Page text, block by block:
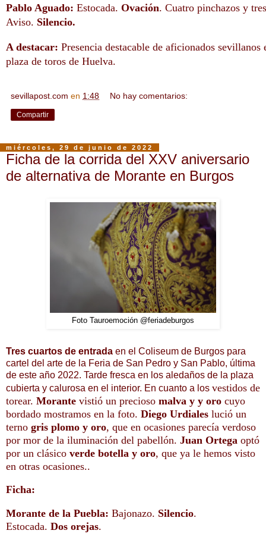
Pablo Aguado: Estocada. Ovación. Cuatro pinchazos y
Aviso. Silencio.
A destacar: Presencia destacable de aficionados sevillanos
plaza de toros de Huelva.
sevillapost.com en 1:48 No hay comentarios:
Compartir
miércoles, 29 de junio de 2022
Ficha de la corrida del XXV aniversario
de alternativa de Morante en Burgos
Foto Tauroemoción @feriadeburgos
Tres cuartos de entrada en el Coliseum de Burgos para
cartel del arte de la Feria de San Pedro y San Pablo, última
de este año 2022. Tarde fresca en los aledaños de la plaza
cubierta y calurosa en el interior. En cuanto a los vestidos de
torear. Morante vistió un precioso malva y y oro cuyo
bordado mostramos en la foto. Diego Urdiales lució un
terno gris plomo y oro, que en ocasiones parecía verdoso
por mor de la iluminación del pabellón. Juan Ortega optó
por un clásico verde botella y oro, que ya le hemos visto
en otras ocasiones..
Ficha:
Morante de la Puebla: Bajonazo. Silencio.
Estocada. Dos orejas.